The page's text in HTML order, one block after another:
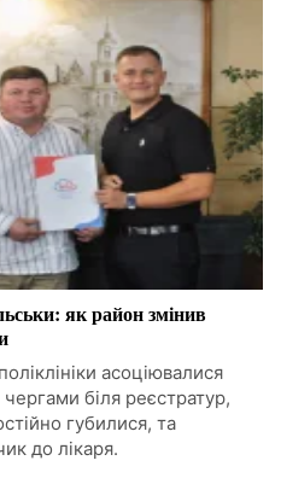
як район змінив
асоціювалися
біля реєстратур,
губилися, та
до лікаря.